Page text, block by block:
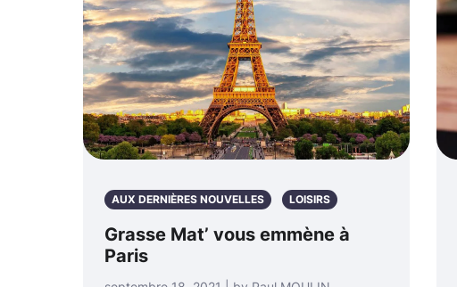
AUX DERNIÈRES NOUVELLES LOISIRS
Grasse Mat’ vous emmène à
Paris